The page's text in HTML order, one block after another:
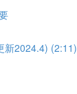
2024.4) (2:11)